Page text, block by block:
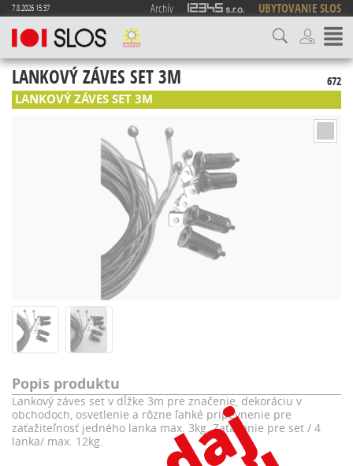
7.8.2026 15:37 Archív UBYTOVANIE SLOS
LANKOVÝ ZÁVES SET 3M 672
LANKOVÝ ZÁVES SET 3M
Popis produktu
Lankový záves set v dĺžke 3m pre značenie, dekoráciu v
obchodoch, osvetlenie a rôzne ľahké pripevnenie pre
zaťažiteľnosť jedného lanka max. 3kg. Zaťaženie pre set / 4
lanka/ max. 12kg.